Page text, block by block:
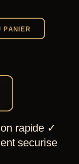
PANIER
rapide ✓
securise